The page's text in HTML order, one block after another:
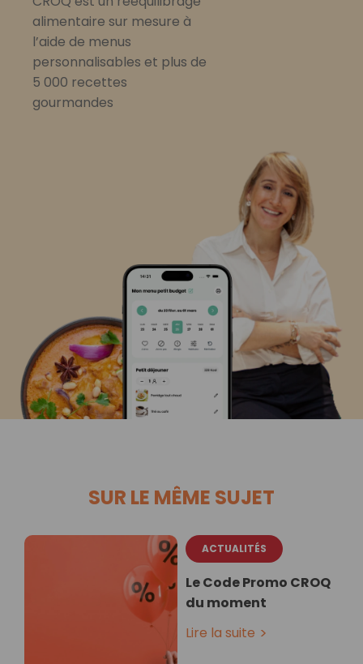
alimentaire sur mesure à
l’aide de menus
personnalisables et plus de
5 000 recettes
gourmandes
SUR LE MÊME SUJET
ACTUALITÉS
Le Code Promo CROQ
du moment
Lire la suite